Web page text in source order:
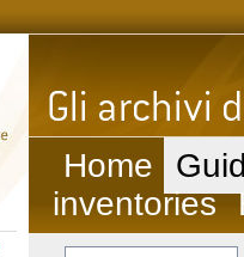
Home
inventories